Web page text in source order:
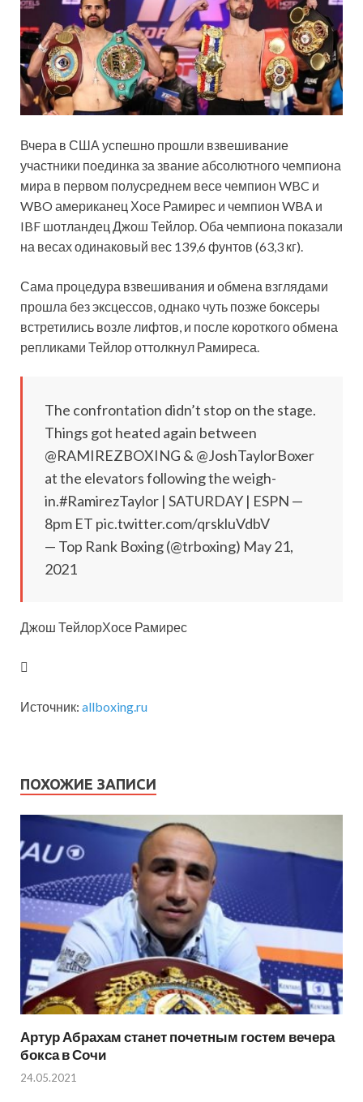
Вчера в США успешно прошли взвешивание
участники поединка за звание абсолютного чемпиона
мира в первом полусреднем весе чемпион WBC и
WBO американец Хосе Рамирес и чемпион WBA и
IBF шотландец Джош Тейлор. Оба чемпиона показали
на весах одинаковый вес 139,6 фунтов (63,3 кг).
Сама процедура взвешивания и обмена взглядами
прошла без эксцессов, однако чуть позже боксеры
встретились возле лифтов, и после короткого обмена
репликами Тейлор оттолкнул Рамиреса.
The confrontation didn’t stop on the stage.
Things got heated again between
@RAMIREZBOXING & @JoshTaylorBoxer
at the elevators following the weigh-
in.#RamirezTaylor | SATURDAY | ESPN —
8pm ET pic.twitter.com/qrskluVdbV
— Top Rank Boxing (@trboxing) May 21,
2021
Джош ТейлорХосе Рамирес
Источник: allboxing.ru
ПОХОЖИЕ ЗАПИСИ
Артур Абрахам станет почетным гостем вечера
бокса в Сочи
24.05.2021